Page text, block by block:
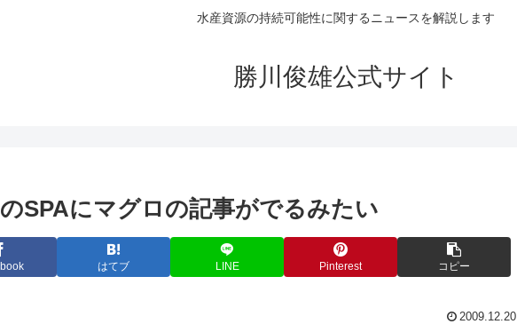
水産資源の持続可能性に関するニュースを解説します
勝川俊雄公式サイト
SPAにマグロの記事がでるみたい
はてブ LINE Pinterest コピー
2009.12.20